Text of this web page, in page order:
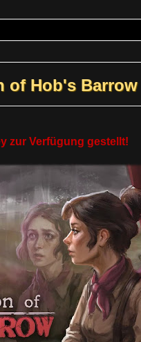
of Hob's Barrow
zur Verfügung gestellt!